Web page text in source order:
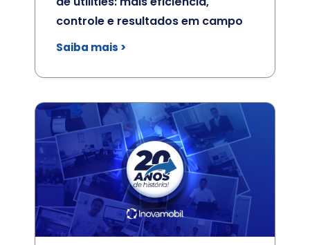
controle e resultados em campo
Saiba mais >